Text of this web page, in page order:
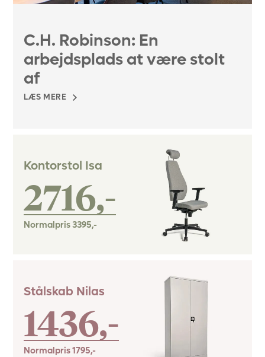
C.H. Robinson: En
arbejdsplads at være stolt
af
LÆS MERE
Kontorstol Isa
2716,-
Normalpris3395,-
Stålskab Nilas
1436,-
Normalpris1795,-